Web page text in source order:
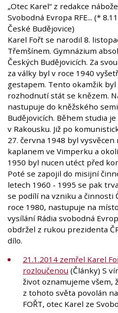
„Otec Karel“ z redakce
Svobodná Evropa RFE... (*
České Budějovice)
Karel Fořt se narodil 8.
Třemšínem. Gymnázium
Českých Budějovicích. Za
za války byl v roce 1940
gestapem. Tento okamžik
rozhodnutí stát se knězem.
nastupuje do kněžského
Budějovicích. Během studia
v Rakousku. Již po
27. června 1948 byl
kaplanem ve Vimperku a
1950 byl nucen utéct před
Poté se zapojil do misijní
letech 1960 - 1995 se pak
se podílí na vzniku a činnosti
roce 1980, nastupuje na
vysílání Rádia svobodná
obdržel z rukou prezidenta
dílo.
21.1.2014 zemřel Karel
rozloučenou (Články) S
život oznamujeme všem,
z tohoto světa povolán
FOŘT, otec Karel ze